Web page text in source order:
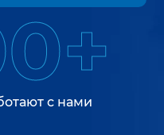
с нами